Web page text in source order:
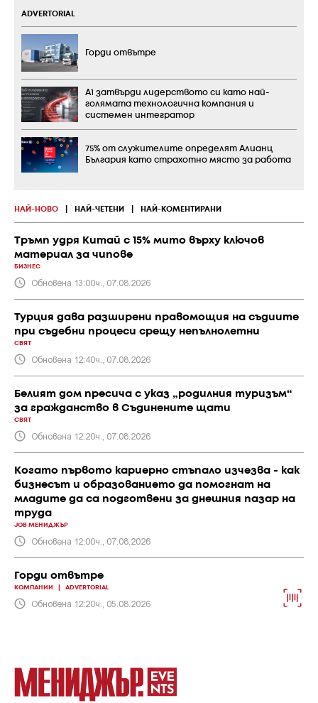
НАЙ-НОВО НАЙ-ЧЕТЕНИ НАЙ-КОМЕНТИРАНИ
Тръмп удря Китай с 15% мито върху ключов
материал за чипове
БИЗНЕС
Обновена 13:00ч., 07.08.2026
Турция дава разширени правомощия на съдиите
при съдебни процеси срещу непълнолетни
СВЯТ
Обновена 12:40ч., 07.08.2026
Белият дом пресича с указ „родилния туризъм“
за гражданство в Съдинените щати
СВЯТ
Обновена 12:20ч., 07.08.2026
Когато първото кариерно стъпало изчезва - как
бизнесът и образованието да помогнат на
младите да са подготвени за днешния пазар на
труда
JOB МЕНИДЖЪР
Обновена 12:00ч., 07.08.2026
Горди отвътре
КОМПАНИИ ADVERTORIAL
Обновена 12:20ч., 05.08.2026
ADVERTORIAL
Горди отвътре
А1 затвърди лидерството си като най-
голямата технологична компания и
системен интегратор
75% от служителите определят Алианц
България като страхотно място за работа